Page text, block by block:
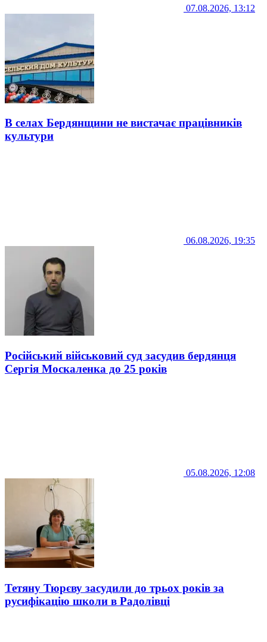
07.08.2026, 13:12
В селах Бердянщини не вистачає працівників
культури
06.08.2026, 19:35
Російський військовий суд засудив бердянця
Сергія Москаленка до 25 років
05.08.2026, 12:08
Тетяну Тюрєву засудили до трьох років за
русифікацію школи в Радолівці